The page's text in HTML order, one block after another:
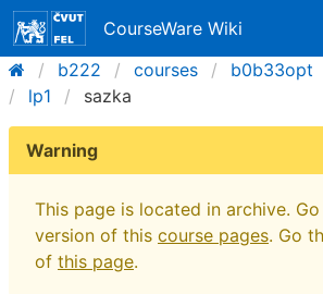
CourseWare Wiki
b222
courses b0b33opt
lp1
sazka
Warning
This page is located in archive.
version of this course pages. Go
of this page.